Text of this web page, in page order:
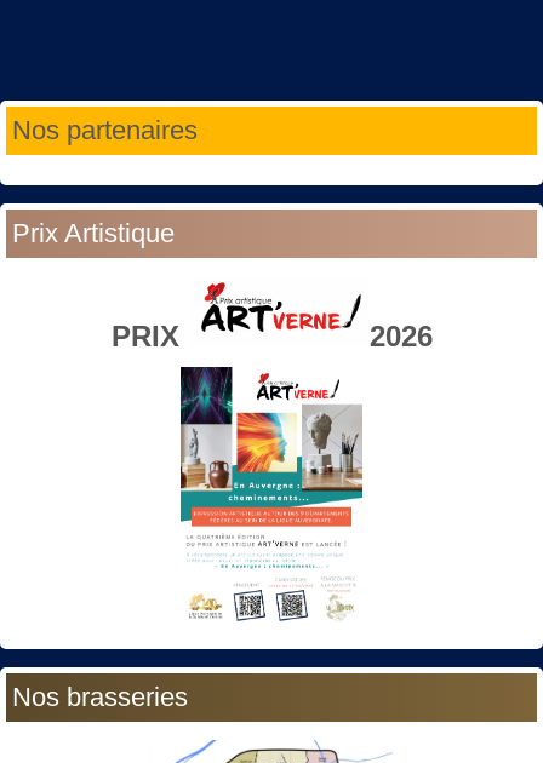
Nos partenaires
Prix Artistique
PRIX 2026
Nos brasseries
Année
précédente
Mois
précédent
Année
suivante
Mois
suivant